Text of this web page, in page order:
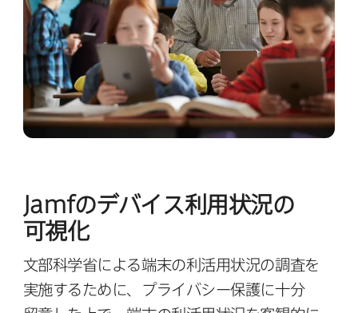
Jamfの​デバイス利用状況の​
可視化
文部​科学省に​よる​端末の​利活用状況の​調査を​
実施する​ために、​プライバシー保護に​十分​